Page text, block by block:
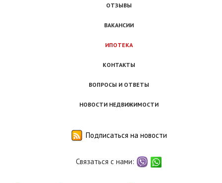
ОТЗЫВЫ
ВАКАНСИИ
ИПОТЕКА
КОНТАКТЫ
ВОПРОСЫ И ОТВЕТЫ
НОВОСТИ НЕДВИЖИМОСТИ
Подписаться на новости
Связаться с нами:
viber
whatsapp